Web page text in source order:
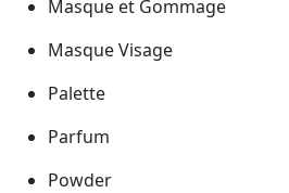
Masque et Gommage
Masque Visage
Palette
Parfum
Powder